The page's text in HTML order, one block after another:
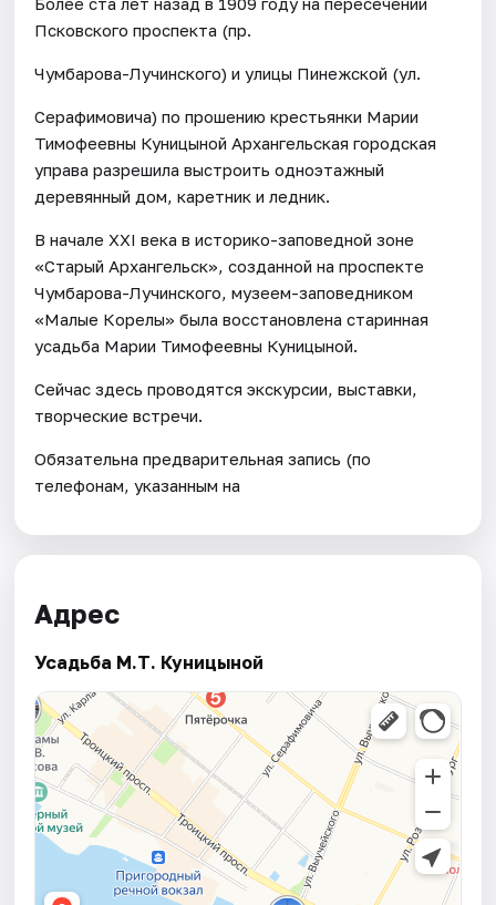
Псковского проспекта (пр.
Чумбарова-Лучинского) и улицы Пинежской (ул.
Серафимовича) по прошению крестьянки Марии
Тимофеевны Куницыной Архангельская городская
управа разрешила выстроить одноэтажный
деревянный дом, каретник и ледник.
В начале ХХI века в историко-заповедной зоне
«Старый Архангельск», созданной на проспекте
Чумбарова-Лучинского, музеем-заповедником
«Малые Корелы» была восстановлена старинная
усадьба Марии Тимофеевны Куницыной.
Сейчас здесь проводятся экскурсии, выставки,
творческие встречи.
Обязательна предварительная запись (по
телефонам, указанным на
Адрес
Усадьба М.Т. Куницыной